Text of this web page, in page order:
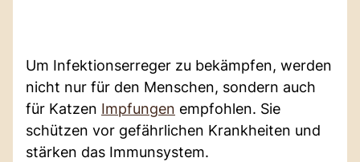
Um Infektionserreger zu bekämpfen, werden
nicht nur für den Menschen, sondern auch
für Katzen Impfungen empfohlen. Sie
schützen vor gefährlichen Krankheiten und
stärken das Immunsystem.